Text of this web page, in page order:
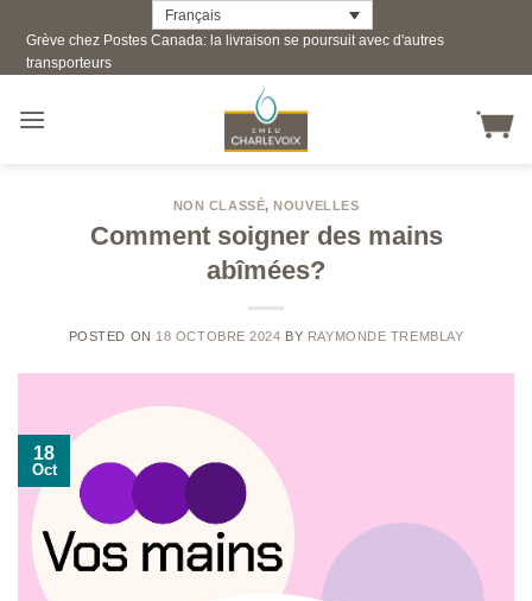
content
Français
Grève chez Postes Canada: la livraison se poursuit avec d'autres
transporteurs
NON CLASSÉ,NOUVELLES
Comment soigner des mains
abîmées?
POSTED ON 18 OCTOBRE 2024 BY RAYMONDE TREMBLAY
18
Oct